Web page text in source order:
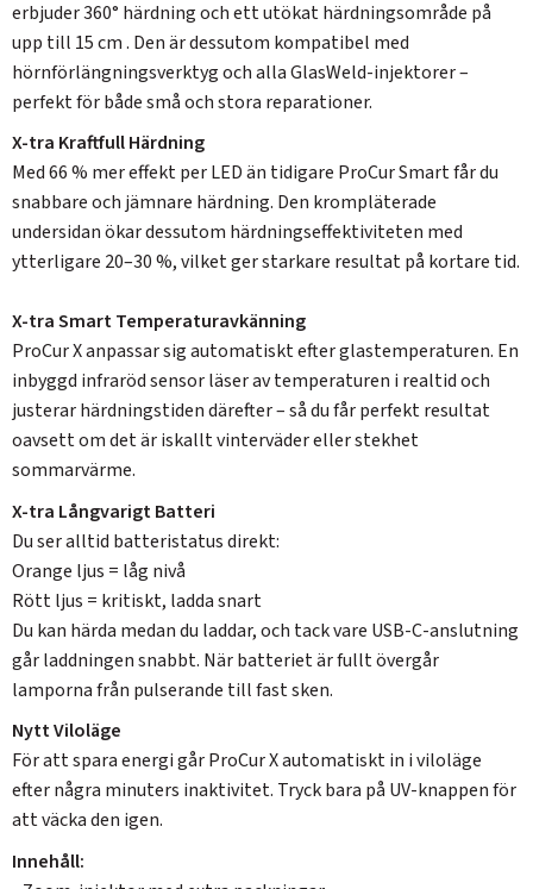
erbjuder 360° härdning och ett utökat härdningsområde på
upp till 15 cm . Den är dessutom kompatibel med
hörnförlängningsverktyg och alla GlasWeld-injektorer –
perfekt för både små och stora reparationer.
X-tra Kraftfull Härdning
Med 66 % mer effekt per LED än tidigare ProCur Smart får du
snabbare och jämnare härdning. Den krompläterade
undersidan ökar dessutom härdningseffektiviteten med
ytterligare 20–30 %, vilket ger starkare resultat på kortare tid.
X-tra Smart Temperaturavkänning
ProCur X anpassar sig automatiskt efter glastemperaturen. En
inbyggd infraröd sensor läser av temperaturen i realtid och
justerar härdningstiden därefter – så du får perfekt resultat
oavsett om det är iskallt vinterväder eller stekhet
sommarvärme.
X-tra Långvarigt Batteri
Du ser alltid batteristatus direkt:
Orange ljus = låg nivå
Rött ljus = kritiskt, ladda snart
Du kan härda medan du laddar, och tack vare USB-C-anslutning
går laddningen snabbt. När batteriet är fullt övergår
lamporna från pulserande till fast sken.
Nytt Viloläge
För att spara energi går ProCur X automatiskt in i viloläge
efter några minuters inaktivitet. Tryck bara på UV-knappen för
att väcka den igen.
Innehåll: